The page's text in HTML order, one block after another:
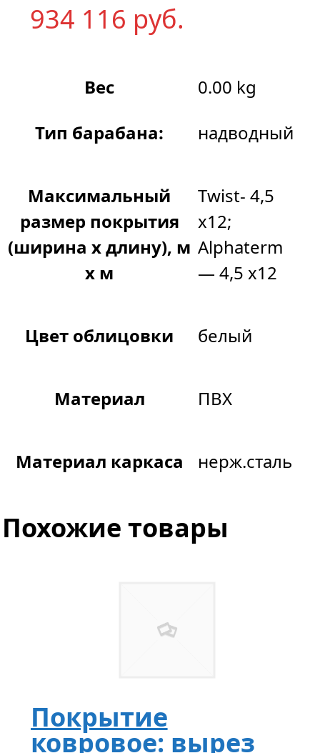
934 116 руб.
Вес
0.00 kg
Тип барабана:
надводный
Максимальный
размер покрытия
(ширина х длину), м
х м
Twist- 4,5
х12;
Alphaterm
— 4,5 x12
Цвет облицовки белый
Материал ПВХ
Материал каркаса нерж.сталь
Похожие товары
Покрытие
ковровое: вырез